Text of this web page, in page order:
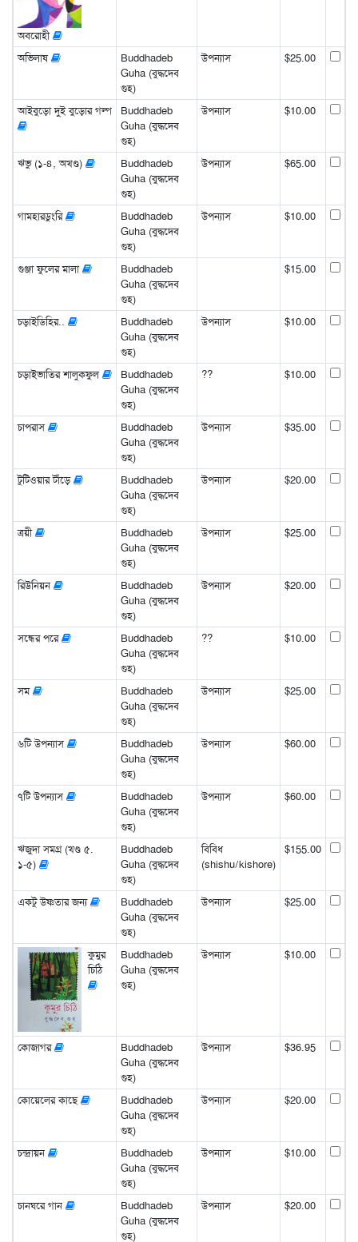
অবরোহী
অভিলাষ
Buddhadeb
Guha (বুদ্ধদেব
গুহ)
উপন্যাস $25.00
আইবুড়ো দুই বুড়োর গল্প
Buddhadeb
Guha (বুদ্ধদেব
গুহ)
উপন্যাস $10.00
ঋভু (১-৪, অখণ্ড)
Buddhadeb
Guha (বুদ্ধদেব
গুহ)
উপন্যাস $65.00
গামহারডুংরি
Buddhadeb
Guha (বুদ্ধদেব
গুহ)
উপন্যাস $10.00
গুঞ্জা ফুলের মালা
Buddhadeb
Guha (বুদ্ধদেব
গুহ)
$15.00
চড়াইডিহির..
Buddhadeb
Guha (বুদ্ধদেব
গুহ)
উপন্যাস $10.00
চড়াইভাতির শালুকফুল
Buddhadeb
Guha (বুদ্ধদেব
গুহ)
?? $10.00
চাপরাস
Buddhadeb
Guha (বুদ্ধদেব
গুহ)
উপন্যাস $35.00
টুটিওয়ার টাঁড়ে
Buddhadeb
Guha (বুদ্ধদেব
গুহ)
উপন্যাস $20.00
ত্রয়ী
Buddhadeb
Guha (বুদ্ধদেব
গুহ)
উপন্যাস $25.00
রিউনিয়ন
Buddhadeb
Guha (বুদ্ধদেব
গুহ)
উপন্যাস $20.00
সন্ধের পরে
Buddhadeb
Guha (বুদ্ধদেব
গুহ)
?? $10.00
সম
Buddhadeb
Guha (বুদ্ধদেব
গুহ)
উপন্যাস $25.00
৬টি উপন্যাস
Buddhadeb
Guha (বুদ্ধদেব
গুহ)
উপন্যাস $60.00
৭টি উপন্যাস
Buddhadeb
Guha (বুদ্ধদেব
গুহ)
উপন্যাস $60.00
ঋজুদা সমগ্র (খণ্ড ৫.
১-৫)
Buddhadeb
Guha (বুদ্ধদেব
গুহ)
বিবিধ
(shishu/kishore)
$155.00
একটু উষ্ণতার জন্য
Buddhadeb
Guha (বুদ্ধদেব
গুহ)
উপন্যাস $25.00
কুমুর
চিঠি
Buddhadeb
Guha (বুদ্ধদেব
গুহ)
উপন্যাস $10.00
কোজাগর
Buddhadeb
Guha (বুদ্ধদেব
গুহ)
উপন্যাস $36.95
কোয়েলের কাছে
Buddhadeb
Guha (বুদ্ধদেব
গুহ)
উপন্যাস $20.00
চন্দ্রায়ন
Buddhadeb
Guha (বুদ্ধদেব
গুহ)
উপন্যাস $10.00
চানঘরে গান
Buddhadeb
Guha (বুদ্ধদেব
গুহ)
উপন্যাস $20.00